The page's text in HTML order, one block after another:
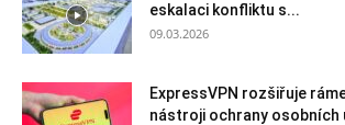
eskalaci konfliktu s...
09.03.2026
ExpressVPN rozšiřuje
nástroji ochrany osobních